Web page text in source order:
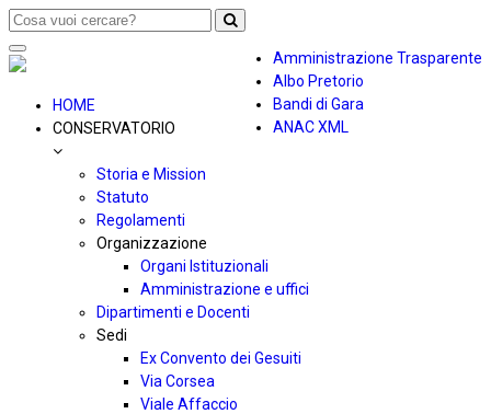
Amministrazione Trasparente
Albo Pretorio
Bandi di Gara
ANAC XML
Toggle
navigation
HOME
CONSERVATORIO
Storia e Mission
Statuto
Regolamenti
Organizzazione
Organi Istituzionali
Amministrazione e uffici
Dipartimenti e Docenti
Sedi
Ex Convento dei Gesuiti
Via Corsea
Viale Affaccio